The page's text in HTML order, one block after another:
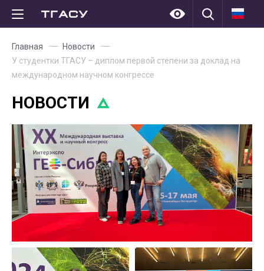
Главная
Новости
У студентки ТГАСУ – диплом первой степени за доклад на
международном научном конгрессе
НОВОСТИ